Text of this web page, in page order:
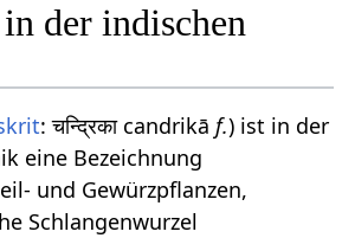
der indischen
: चन्द्रिका candrikāf.) ist in der
eine Bezeichnung
und Gewürzpflanzen,
Schlangenwurzel